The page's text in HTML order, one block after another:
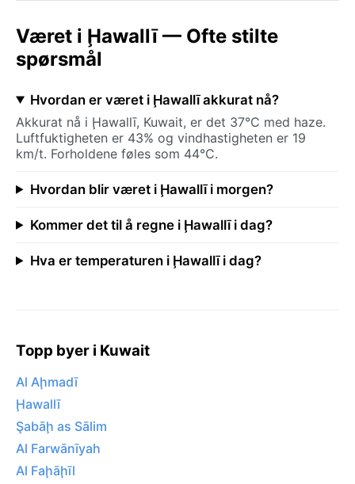
Været i Ḩawallī — Ofte stilte
spørsmål
Hvordan er været i Ḩawallī akkurat nå?
Akkurat nå i Ḩawallī, Kuwait, er det 37°C med haze.
Luftfuktigheten er 43% og vindhastigheten er 19
km/t. Forholdene føles som 44°C.
Hvordan blir været i Ḩawallī i morgen?
Kommer det til å regne i Ḩawallī i dag?
Hva er temperaturen i Ḩawallī i dag?
Topp byer i Kuwait
Al Aḩmadī
Ḩawallī
Şabāḩ as Sālim
Al Farwānīyah
Al Faḩāḩīl